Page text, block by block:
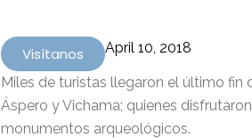
Visítanos April 10, 2018
Miles de turistas llegaron el último fin
Áspero y Vichama; quienes
monumentos arqueológicos.